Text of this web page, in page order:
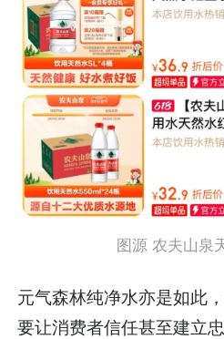
图源 农夫山泉
元气森林纯净水亦是如此
要让消费者信任甚至建立